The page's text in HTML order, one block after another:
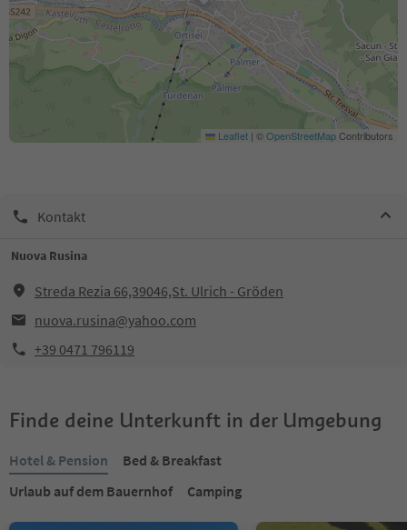
Leaflet | ©OpenStreetMapContributors
Kontakt
Nuova Rusina
Streda Rezia 66,39046,St. Ulrich - Gröden
nuova.rusina@yahoo.com
+39 0471 796119
Finde deine Unterkunft in der Umgebung
Hotel & Pension
Bed & Breakfast
Urlaub auf dem Bauernhof
Camping